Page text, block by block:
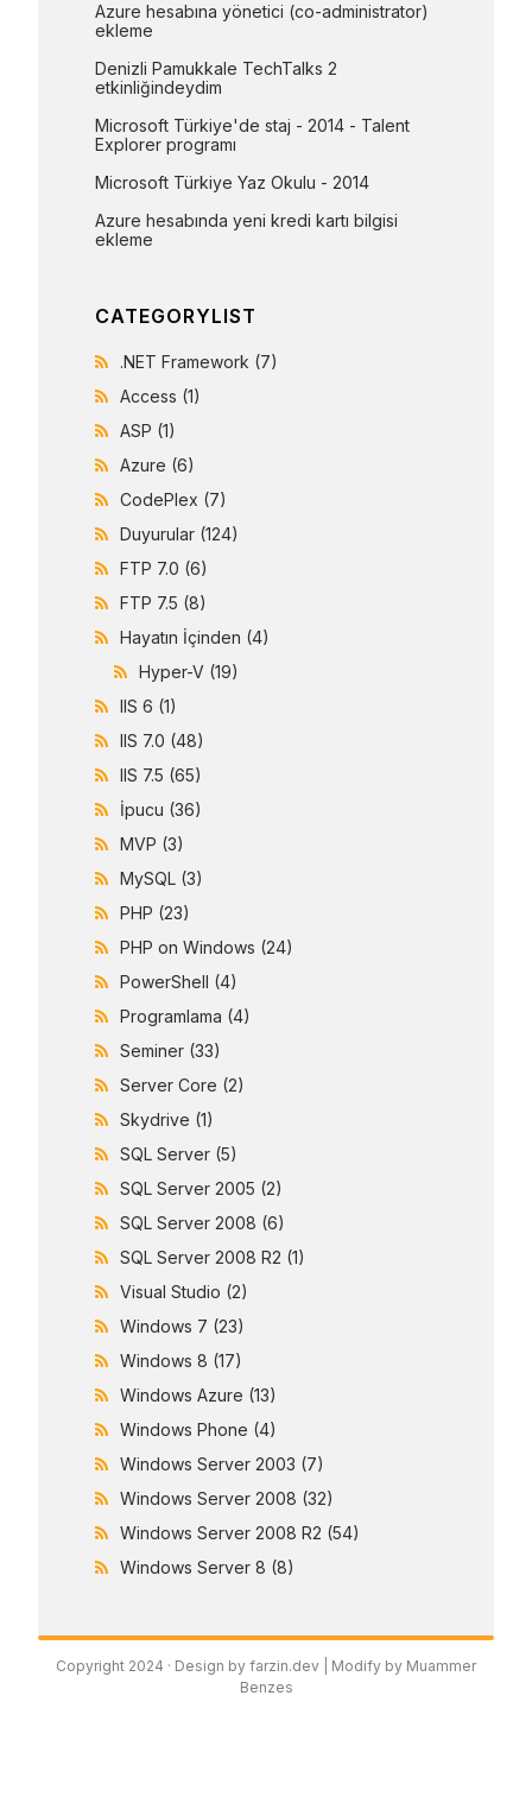
Azure hesabına yönetici (co-administrator)
ekleme
Denizli Pamukkale TechTalks 2
etkinliğindeydim
Microsoft Türkiye'de staj - 2014 - Talent
Explorer programı
Microsoft Türkiye Yaz Okulu - 2014
Azure hesabında yeni kredi kartı bilgisi
ekleme
CATEGORYLIST
.NET Framework (7)
Access (1)
ASP (1)
Azure (6)
CodePlex (7)
Duyurular (124)
FTP 7.0 (6)
FTP 7.5 (8)
Hayatın İçinden (4)
Hyper-V (19)
IIS 6 (1)
IIS 7.0 (48)
IIS 7.5 (65)
İpucu (36)
MVP (3)
MySQL (3)
PHP (23)
PHP on Windows (24)
PowerShell (4)
Programlama (4)
Seminer (33)
Server Core (2)
Skydrive (1)
SQL Server (5)
SQL Server 2005 (2)
SQL Server 2008 (6)
SQL Server 2008 R2 (1)
Visual Studio (2)
Windows 7 (23)
Windows 8 (17)
Windows Azure (13)
Windows Phone (4)
Windows Server 2003 (7)
Windows Server 2008 (32)
Windows Server 2008 R2 (54)
Windows Server 8 (8)
Copyright 2024 · Design by farzin.dev | Modify by Muammer
Benzes